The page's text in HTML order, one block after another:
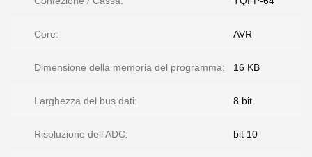
Core: AVR
Dimensione della memoria del programma: 16 KB
Larghezza del bus dati: 8 bit
Risoluzione dell'ADC: bit 10